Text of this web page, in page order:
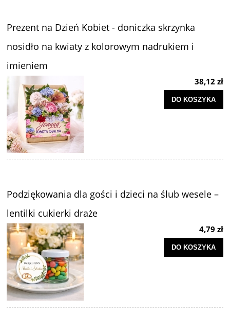
Prezent na Dzień Kobiet - doniczka skrzynka
nosidło na kwiaty z kolorowym nadrukiem i
imieniem
38,12 zł
DO KOSZYKA
Podziękowania dla gości i dzieci na ślub wesele –
lentilki cukierki draże
4,79 zł
DO KOSZYKA